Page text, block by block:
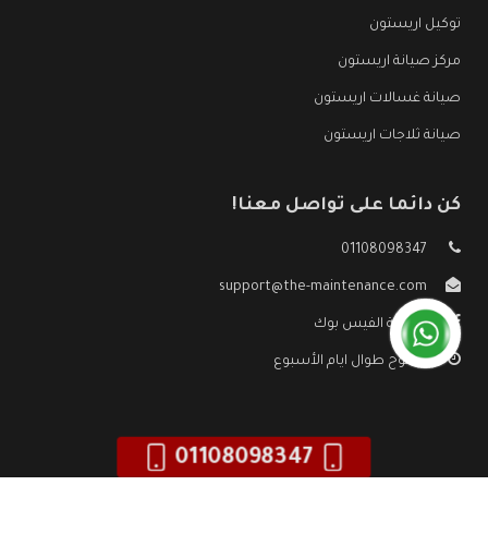
توكيل اريستون
مركز صيانة اريستون
صيانة غسالات اريستون
صيانة ثلاجات اريستون
كن دائما على تواصل معنا!
01108098347
support@the-maintenance.com
صفحة الفيس بوك
مفتوح طوال ايام الأسبوع
01108098347